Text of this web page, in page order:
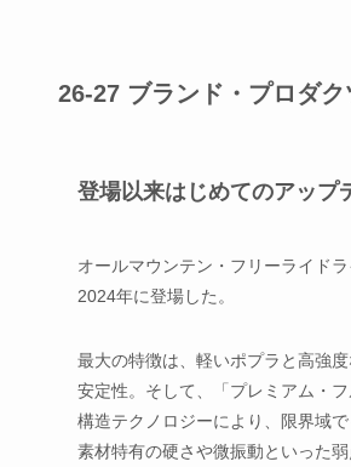
26-27 ブランド・プロダ
登場以来はじめてのアップ
オールマウンテン・フリーライド
2024年に登場した。
最大の特徴は、軽いポプラと高強
安定性。そして、「プレミアム・
構造テクノロジーにより、限界域
素材特有の硬さや微振動といった